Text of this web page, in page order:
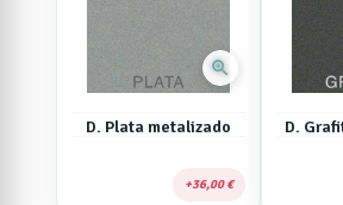
zoom_in
D. Plata metalizado
36,00 €
D.